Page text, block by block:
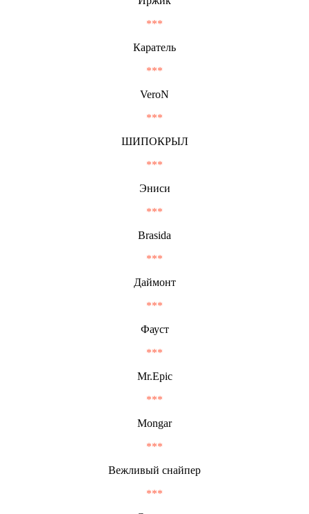
***
Каратель
***
VeroN
***
ШИПОКРЫЛ
***
Эниси
***
Brasida
***
Даймонт
***
Фауст
***
Mr.Epic
***
Mongar
***
Вежливый снайпер
***